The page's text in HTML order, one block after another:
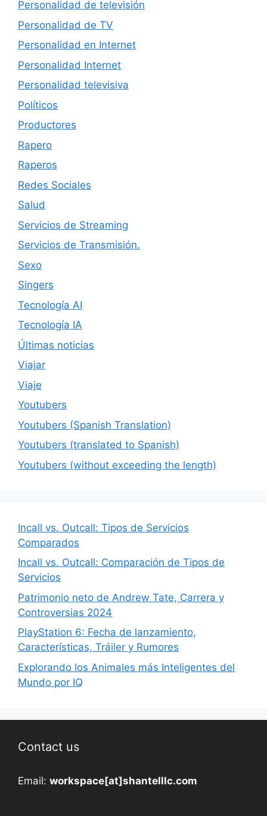
Personalidad de televisión
Personalidad de TV
Personalidad en Internet
Personalidad Internet
Personalidad televisiva
Políticos
Productores
Rapero
Raperos
Redes Sociales
Salud
Servicios de Streaming
Servicios de Transmisión.
Sexo
Singers
Tecnología AI
Tecnología IA
Últimas noticias
Viajar
Viaje
Youtubers
Youtubers (Spanish Translation)
Youtubers (translated to Spanish)
Youtubers (without exceeding the length)
Incall vs. Outcall: Tipos de Servicios
Comparados
Incall vs. Outcall: Comparación de Tipos de
Servicios
Patrimonio neto de Andrew Tate, Carrera y
Controversias 2024
PlayStation 6: Fecha de lanzamiento,
Características, Tráiler y Rumores
Explorando los Animales más Inteligentes del
Mundo por IQ
Contact us
Email: workspace[at]shantelllc.com